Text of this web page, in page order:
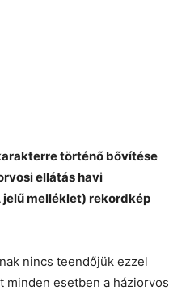
történő bővítése
ellátás havi
melléklet) rekordkép
nincs teendőjük ezzel
minden esetben a háziorvos